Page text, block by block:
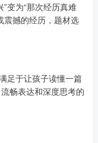
变为“那次经历真难
震撼的经历，题材选
足于让孩子读懂一篇
畅表达和深度思考的